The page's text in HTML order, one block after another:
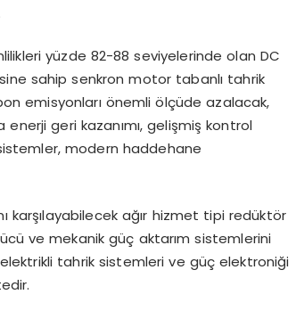
yüzde 82-88 seviyelerinde olan DC
sahip senkron motor tabanlı tahrik
emisyonları önemli ölçüde azalacak,
enerji geri kazanımı, gelişmiş kontrol
modern haddehane
karşılayabilecek ağır hizmet tipi redüktör
ve mekanik güç aktarım sistemlerini
tahrik sistemleri ve güç elektroniği